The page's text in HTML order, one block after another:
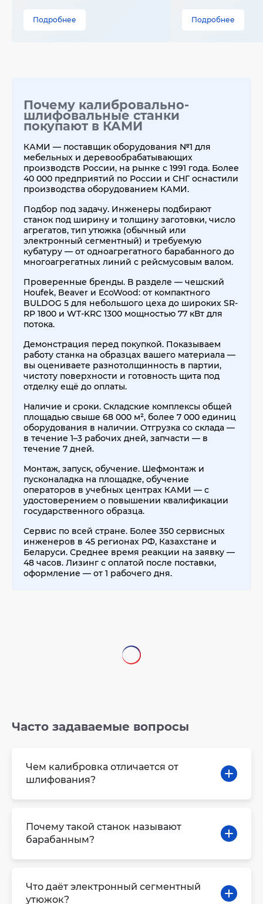
Подробнее Подробнее
Почему калибровально-
шлифовальные станки
покупают в КАМИ
КАМИ — поставщик оборудования №1 для
мебельных и деревообрабатывающих
производств России, на рынке с 1991 года. Более
40 000 предприятий по России и СНГ оснастили
производства оборудованием КАМИ.
Подбор под задачу. Инженеры подбирают
станок под ширину и толщину заготовки, число
агрегатов, тип утюжка (обычный или
электронный сегментный) и требуемую
кубатуру — от одноагрегатного барабанного до
многоагрегатных линий с рейсмусовым валом.
Проверенные бренды. В разделе — чешский
Houfek, Beaver и EcoWood: от компактного
BULDOG 5 для небольшого цеха до широких SR-
RP 1800 и WT-KRC 1300 мощностью 77 кВт для
потока.
Демонстрация перед покупкой. Показываем
работу станка на образцах вашего материала —
вы оцениваете разнотолщинность в партии,
чистоту поверхности и готовность щита под
отделку ещё до оплаты.
Наличие и сроки. Складские комплексы общей
площадью свыше 68 000 м², более 7 000 единиц
оборудования в наличии. Отгрузка со склада —
в течение 1–3 рабочих дней, запчасти — в
течение 7 дней.
Монтаж, запуск, обучение. Шефмонтаж и
пусконаладка на площадке, обучение
операторов в учебных центрах КАМИ — с
удостоверением о повышении квалификации
государственного образца.
Сервис по всей стране. Более 350 сервисных
инженеров в 45 регионах РФ, Казахстане и
Беларуси. Среднее время реакции на заявку —
48 часов. Лизинг с оплатой после поставки,
оформление — от 1 рабочего дня.
Часто задаваемые вопросы
Чем калибровка отличается от
шлифования?
Почему такой станок называют
барабанным?
Что даёт электронный сегментный
утюжок?